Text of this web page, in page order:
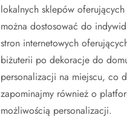
lokalnych sklepów
można dostosować do
stron internetowych
biżuterii po dekoracje do
personalizacji na miejscu, co
zapominajmy również o
możliwością personalizacji.